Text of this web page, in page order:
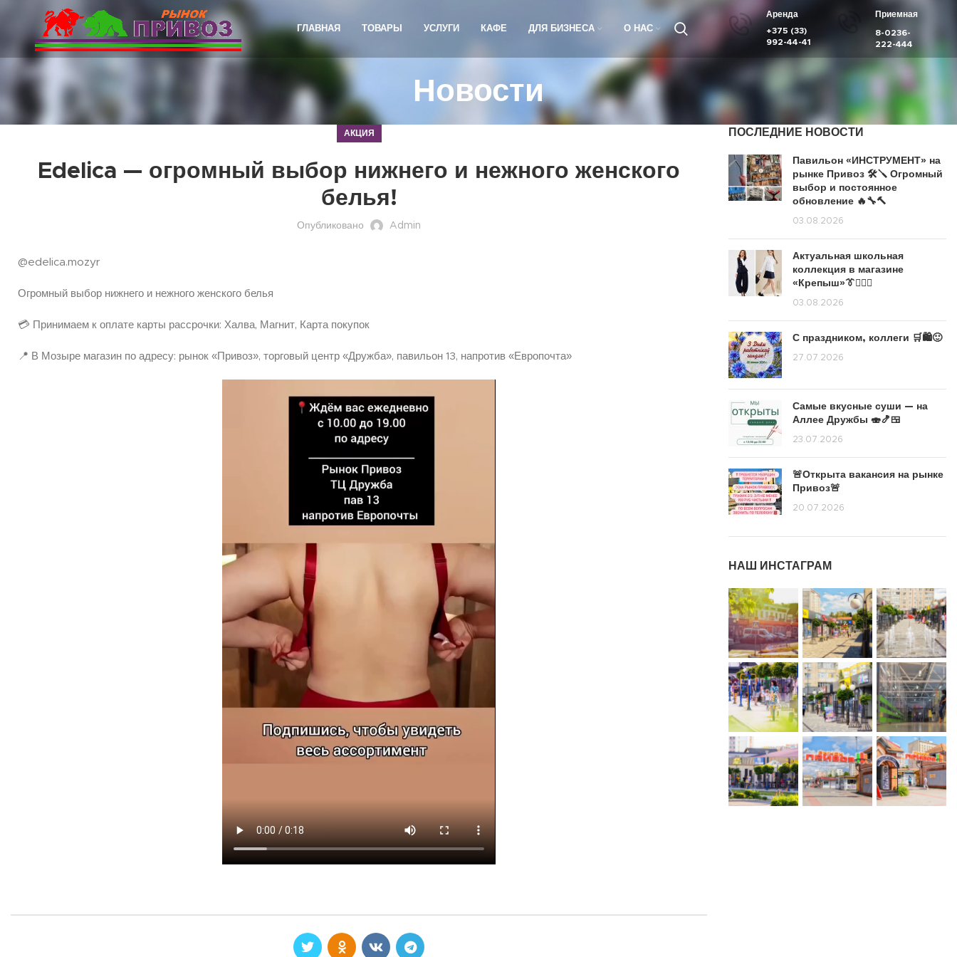
ГЛАВНАЯ ТОВАРЫ УСЛУГИ КАФЕ ДЛЯ БИЗНЕСА О НАС
Аренда
+375 (33)
992-44-41
Приемная
8-0236-
222-444
Новости
АКЦИЯ
Edelica — огромный выбор нижнего и нежного женского
белья!
Опубликовано Admin
@edelica.mozyr
Огромный выбор нижнего и нежного женского белья
💳 Принимаем к оплате карты рассрочки: Халва, Магнит, Карта покупок
📍 В Мозыре магазин по адресу: рынок «Привоз», торговый центр «Дружба», павильон 13, напротив «Европочта»
ПОСЛЕДНИЕ НОВОСТИ
Павильон «ИНСТРУМЕНТ» на
рынке Привоз 🛠️🪛 Огромный
выбор и постоянное
обновление 🔥🔧🔨
03.08.2026
Актуальная школьная
коллекция в магазине
«Крепыш»👔🙋🏽‍♀️
03.08.2026
С праздником, коллеги 🛒🛍️🙂
27.07.2026
Самые вкусные суши — на
Аллее Дружбы 🍣🍤🍱
23.07.2026
🚨Открыта вакансия на рынке
Привоз🚨
20.07.2026
НАШ ИНСТАГРАМ